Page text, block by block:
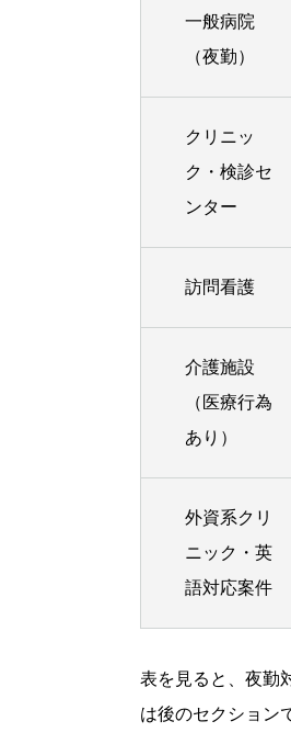
一般病院
（夜勤）
クリニッ
ク・検診セ
ンター
訪問看護
介護施設
（医療行為
あり）
外資系クリ
ニック・英
語対応案件
表を見ると、夜勤
は後のセクション